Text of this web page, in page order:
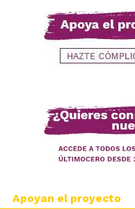
Apoyan el proyecto